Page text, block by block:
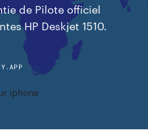
de Pilote officiel
HP Deskjet 1510.
iphone